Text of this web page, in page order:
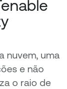
nuvem, uma
e não
o raio de